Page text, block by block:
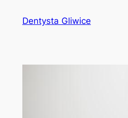
Dentysta Gliwice